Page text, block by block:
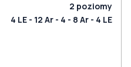
2 poziomy
4 LE - 12 Ar - 4 - 8 Ar - 4 LE